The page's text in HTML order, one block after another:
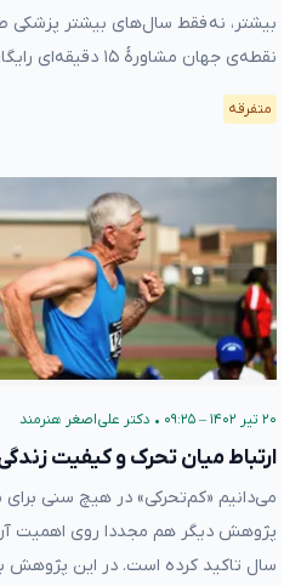
بیشتر، نه فقط سال‌های بیشتر پزشکی
نقطه‌ی جهان مشاورهٔ ۱۵ دقیقه‌ای رایگان در واتساپ برای آن […]
متفرقه
۲۰ تیر ۱۴۰۲ – ۰۹:۲۵ • دکتر علی‌اصغر هنرمند
ارتباط میان تحرک و کیفیت
می‌دانیم «کم‌تحرکی» در هیچ سنی